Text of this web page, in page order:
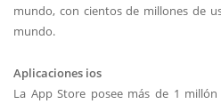
mundo, con cientos de millones de
mundo.
Aplicaciones ios
La App Store posee más de 1